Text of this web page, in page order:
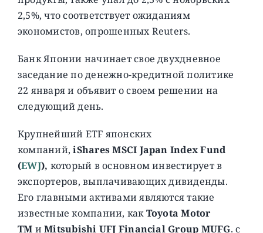
2,5%, что соответствует ожиданиям
экономистов, опрошенных Reuters.
Банк Японии начинает свое двухдневное
заседание по денежно-кредитной политике
22 января и объявит о своем решении на
следующий день.
Крупнейший ETF японских
компаний, iShares MSCI Japan Index Fund
(EWJ), который в основном инвестирует в
экспортеров, выплачивающих дивиденды.
Его главными активами являются такие
известные компании, какToyota Motor
TM иMitsubishi UFJ Financial Group MUFG. с